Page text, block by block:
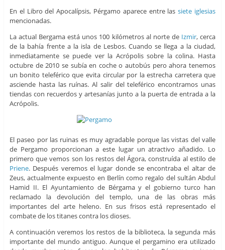
En el Libro del Apocalípsis, Pérgamo aparece entre lassiete iglesias
mencionadas.
La actual Bergama está unos 100 kilómetros al norte de Izmir, cerca
de la bahía frente a la isla de Lesbos. Cuando se llega a la ciudad,
inmediatamente se puede ver la Acrópolis sobre la colina. Hasta
octubre de 2010 se subía en coche o autobús pero ahora tenemos
un bonito teleférico que evita circular por la estrecha carretera que
asciende hasta las ruínas. Al salir del teleférico encontramos unas
tiendas con recuerdos y artesanías junto a la puerta de entrada a la
Acrópolis.
El paseo por las ruinas es muy agradable porque las vistas del valle
de Pergamo proporcionan a este lugar un atractivo añadido. Lo
primero que vemos son los restos del Ágora, construída al estilo de
Priene. Después veremos el lugar donde se encontraba el altar de
Zeus, actualmente expuesto en Berlín como regalo del sultán Abdul
Hamid II. El Ayuntamiento de Bérgama y el gobierno turco han
reclamado la devolución del templo, una de las obras más
importantes del arte heleno. En sus frisos está representado el
combate de los titanes contra los dioses.
A continuación veremos los restos de la biblioteca, la segunda más
importante del mundo antiguo. Aunque el pergamino era utilizado